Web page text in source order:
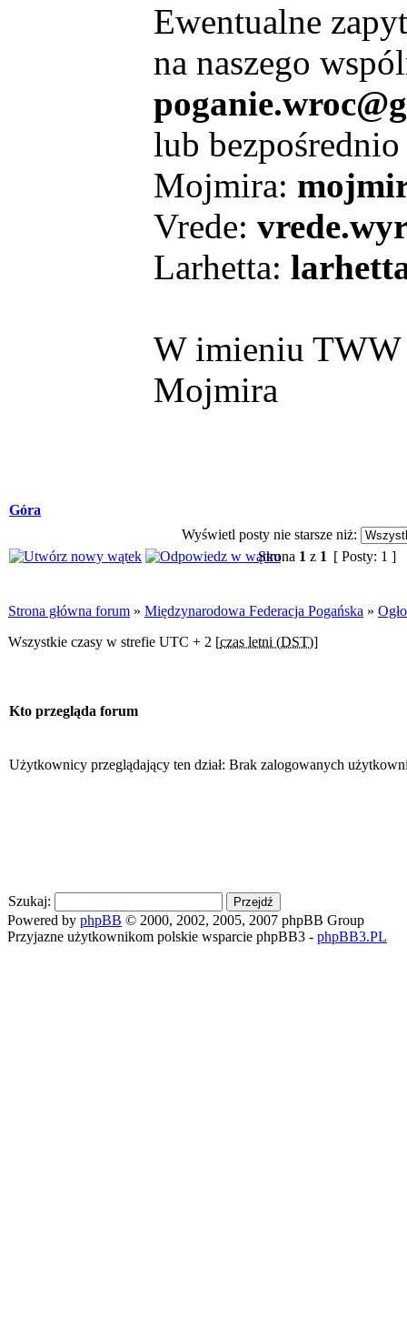
Ewentualne
na naszego
lub
Mojmira:
Vrede:
Larhetta:
W imieniu TWW
Mojmira
Góra
Wyświetl posty nie starsze niż:
Strona 1 z 1 [ Posty: 1 ]
Strona główna forum » Międzynarodowa Federacja Pogańska »
Wszystkie czasy w strefie UTC + 2 [czas letni (DST)]
Kto przegląda forum
Użytkownicy przeglądający ten dział: Brak zalogowanych
Szukaj:
Powered by phpBB © 2000, 2002, 2005, 2007 phpBB Group
Przyjazne użytkownikom polskie wsparcie phpBB3 - phpBB3.PL